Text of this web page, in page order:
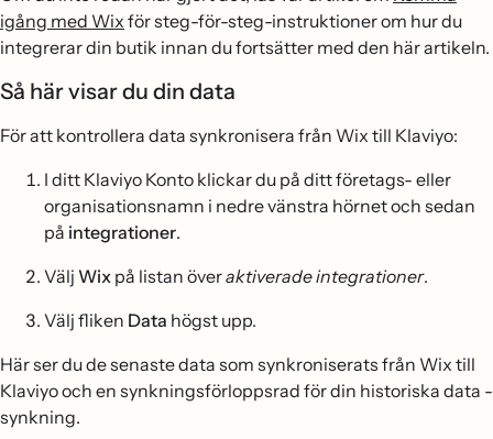
igång med Wix för steg-för-steg-instruktioner om hur du
integrerar din butik innan du fortsätter med den här artikeln.
Så här visar du din data
För att kontrollera data synkronisera från Wix till Klaviyo:
I ditt Klaviyo Konto klickar du på ditt företags- eller
organisationsnamn i nedre vänstra hörnet och sedan
på integrationer.
Välj Wix på listan överaktiverade integrationer.
Välj fliken Data högst upp.
Här ser du de senaste data som synkroniserats från Wix till
Klaviyo och en synkningsförloppsrad för din historiska data -
synkning.